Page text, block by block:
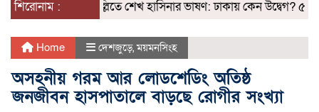
শিরোনাম : দিল্লিতে শেখ হাসিনার ভাষণ: ঢাকায় কেন উদ্বেগ? ৫
Home দেশজুড়ে,ময়মনসিংহ
অসহনীয় গরম আর লোডশেডিং অতিষ্ঠ
জনজীবন হাসপাতালে বাড়ছে রোগীর সংখ্যা